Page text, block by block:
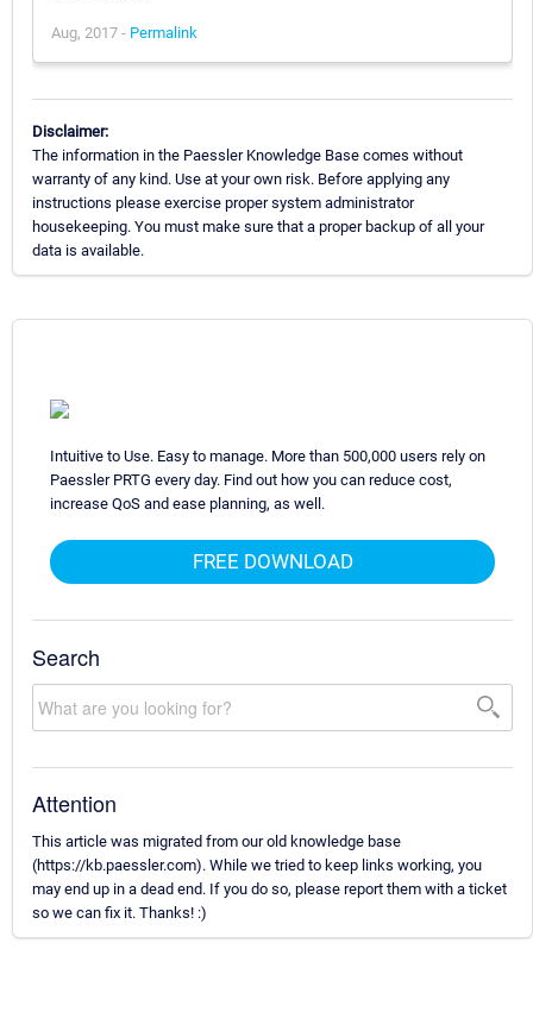
Aug, 2017 - Permalink
Disclaimer:
The information in the Paessler Knowledge Base comes without
warranty of any kind. Use at your own risk. Before applying any
instructions please exercise proper system administrator
housekeeping. You must make sure that a proper backup of all your
data is available.
Intuitive to Use. Easy to manage. More than 500,000 users rely on
Paessler PRTG every day. Find out how you can reduce cost,
increase QoS and ease planning, as well.
FREE DOWNLOAD
Search
Attention
This article was migrated from our old knowledge base
(https://kb.paessler.com). While we tried to keep links working, you
may end up in a dead end. If you do so, please report them with a ticket
so we can fix it. Thanks! :)